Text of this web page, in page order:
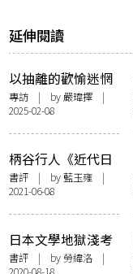
延伸閱讀
以抽離的歡愉迷惘
透過慾望尋找自我
——專訪《艾曼紐
2024》導演Audrey
Diwan
專訪 | by嚴瑋擇 |
2025-02-08
柄谷行人《近代日
本文學的起源》：
文學，作為一種人
的「風景」
書評 | by藍玉雍 |
2021-06-08
日本文學地獄淺考
書評 | by勞緯洛 |